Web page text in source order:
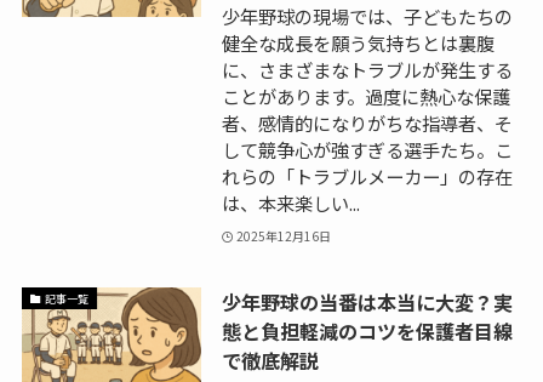
少年野球の現場では、子どもたちの
健全な成長を願う気持ちとは裏腹
に、さまざまなトラブルが発生する
ことがあります。過度に熱心な保護
者、感情的になりがちな指導者、そ
して競争心が強すぎる選手たち。こ
れらの「トラブルメーカー」の存在
は、本来楽しい...
2025年12月16日
記事一覧
少年野球の当番は本当に大変？実
態と負担軽減のコツを保護者目線
で徹底解説